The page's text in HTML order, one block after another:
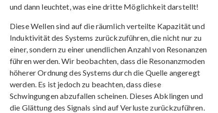
und dann leuchtet, was eine dritte Möglichkeit darstellt!
Diese Wellen sind auf die räumlich verteilte Kapazität und
Induktivität des Systems zurückzuführen, die nicht nur zu
einer, sondern zu einer unendlichen Anzahl von Resonanzen
führen werden. Wir beobachten, dass die Resonanzmoden
höherer Ordnung des Systems durch die Quelle angeregt
werden. Es ist jedoch zu beachten, dass diese
Schwingungen abzufallen scheinen. Dieses Abklingen und
die Glättung des Signals sind auf Verluste zurückzuführen.